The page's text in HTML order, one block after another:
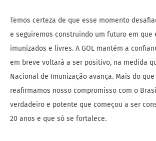
Temos certeza de que esse momento
e seguiremos construindo um futuro em que
imunizados e livres. A GOL mantém a
em breve voltará a ser positivo, na medida
Nacional de Imunização avança. Mais do que
reafirmamos nosso compromisso com o
verdadeiro e potente que começou a ser
20 anos e que só se fortalece.